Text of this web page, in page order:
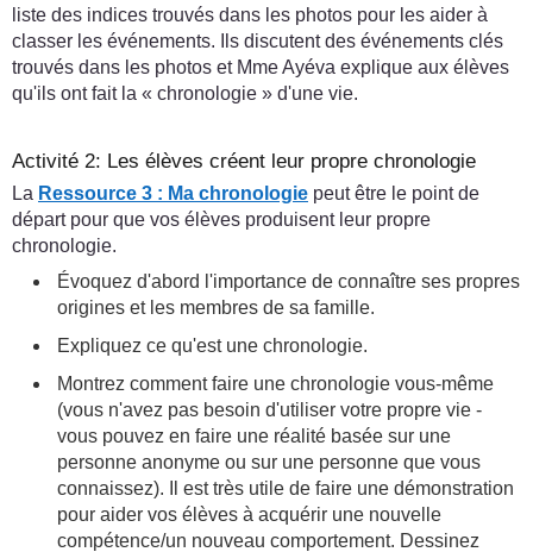
liste des indices trouvés dans les photos pour les aider à
classer les événements. Ils discutent des événements clés
trouvés dans les photos et Mme Ayéva explique aux élèves
qu'ils ont fait la « chronologie » d'une vie.
Activité 2: Les élèves créent leur propre chronologie
La Ressource 3 : Ma chronologie peut être le point de
départ pour que vos élèves produisent leur propre
chronologie.
Évoquez d'abord l'importance de connaître ses propres
origines et les membres de sa famille.
Expliquez ce qu'est une chronologie.
Montrez comment faire une chronologie vous-même
(vous n'avez pas besoin d'utiliser votre propre vie -
vous pouvez en faire une réalité basée sur une
personne anonyme ou sur une personne que vous
connaissez). Il est très utile de faire une démonstration
pour aider vos élèves à acquérir une nouvelle
compétence/un nouveau comportement. Dessinez